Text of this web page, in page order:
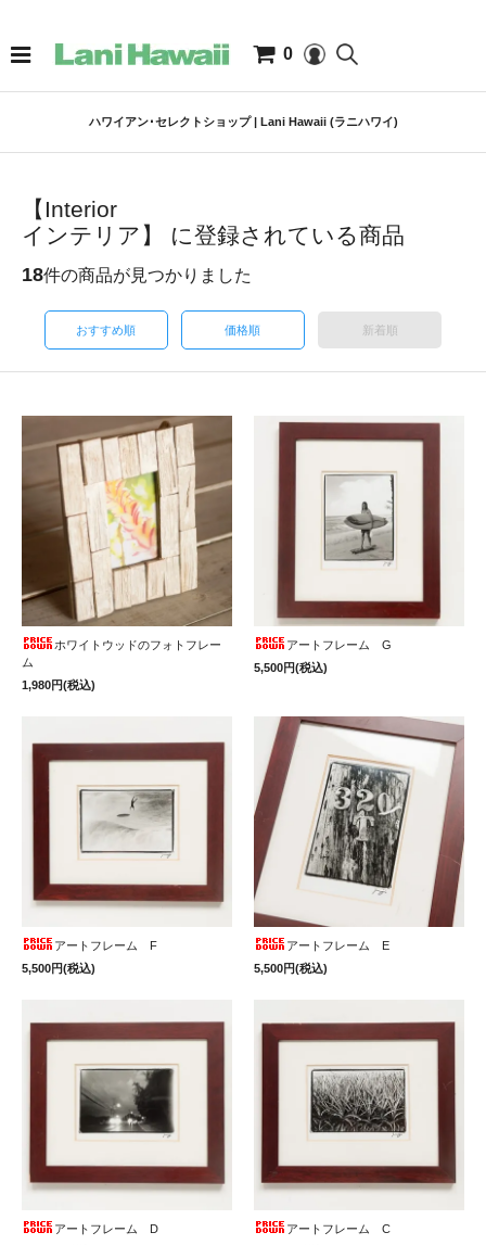
0
ハワイアン･セレクトショップ | Lani Hawaii (ラニハワイ)
【Interior
インテリア】 に登録されている商品
18件の商品が見つかりました
おすすめ順 価格順 新着順
ホワイトウッドのフォトフレー
ム
1,980円(税込)
アートフレーム G
5,500円(税込)
アートフレーム F
5,500円(税込)
アートフレーム E
5,500円(税込)
アートフレーム D
アートフレーム C